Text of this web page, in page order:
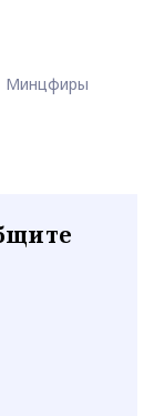
Минцфиры